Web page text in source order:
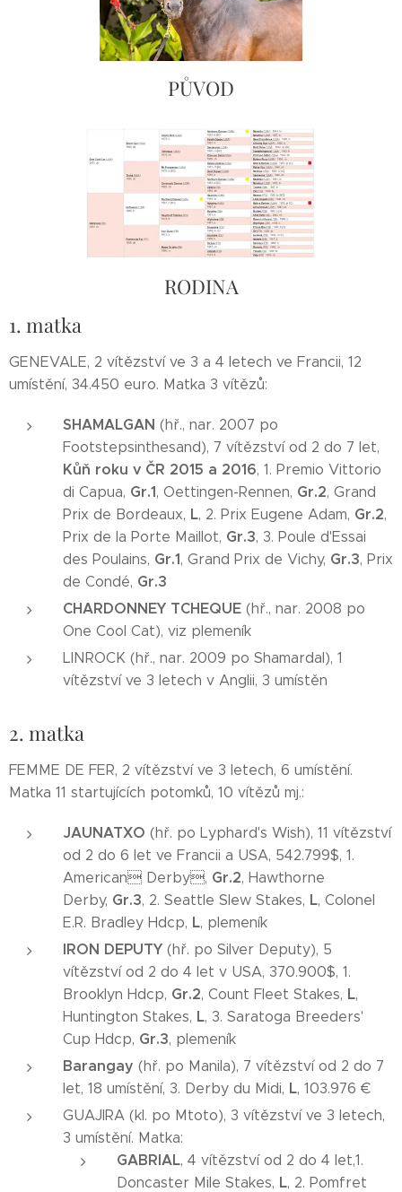
PŮVOD
RODINA
1. matka
GENEVALE, 2 vítězství ve 3 a 4 letech ve Francii, 12
umístění, 34.450 euro. Matka 3 vítězů:
SHAMALGAN (hř., nar. 2007 po
Footstepsinthesand), 7 vítězství od 2 do 7 let,
Kůň roku v ČR 2015 a 2016, 1. Premio Vittorio
di Capua, Gr.1, Oettingen-Rennen, Gr.2, Grand
Prix de Bordeaux, L, 2. Prix Eugene Adam, Gr.2,
Prix de la Porte Maillot, Gr.3, 3. Poule d'Essai
des Poulains, Gr.1, Grand Prix de Vichy, Gr.3, Prix
de Condé, Gr.3
CHARDONNEY TCHEQUE (hř., nar. 2008 po
One Cool Cat), viz plemeník
LINROCK (hř., nar. 2009 po Shamardal), 1
vítězství ve 3 letech v Anglii, 3 umístěn
2. matka
FEMME DE FER, 2 vítězství ve 3 letech, 6 umístění.
Matka 11 startujících potomků, 10 vítězů mj.:
JAUNATXO (hř. po Lyphard's Wish), 11 vítězství
od 2 do 6 let ve Francii a USA, 542.799$, 1.
American Derby, Gr.2, Hawthorne
Derby, Gr.3, 2. Seattle Slew Stakes, L, Colonel
E.R. Bradley Hdcp, L, plemeník
IRON DEPUTY (hř. po Silver Deputy), 5
vítězství od 2 do 4 let v USA, 370.900$, 1.
Brooklyn Hdcp, Gr.2, Count Fleet Stakes, L,
Huntington Stakes, L, 3. Saratoga Breeders'
Cup Hdcp, Gr.3, plemeník
Barangay (hř. po Manila), 7 vítězství od 2 do 7
let, 18 umístění, 3. Derby du Midi, L, 103.976 €
GUAJIRA (kl. po Mtoto), 3 vítězství ve 3 letech,
3 umístění. Matka:
GABRIAL, 4 vítězství od 2 do 4 let,1.
Doncaster Mile Stakes, L, 2. Pomfret